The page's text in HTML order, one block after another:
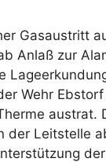
Gasaustritt
Anlaß zur
Wehr
austrat.
der Leitstelle